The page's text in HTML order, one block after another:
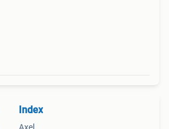
Index